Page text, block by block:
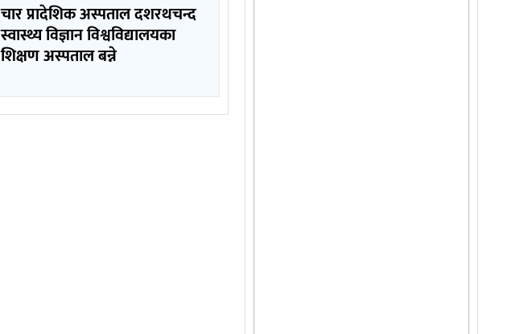
चार प्रादेशिक अस्पताल दशरथचन्द
स्वास्थ्य विज्ञान विश्वविद्यालयका
शिक्षण अस्पताल बन्ने